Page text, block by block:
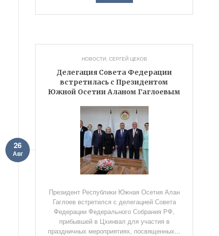
НОВОСТИ, СЕРГЕЙ ЦЕКОВ
Делегация Совета Федерации
встретилась с Президентом
Южной Осетии Аланом Гаглоевым
26
Авг
Президент Республики Южная Осетия Алан
Гаглоев встретился с делегацией Совета
Федерации Федерального Собрания РФ,
прибывшей в Цхинвал для участия в
праздничных мероприятиях, посвященных...